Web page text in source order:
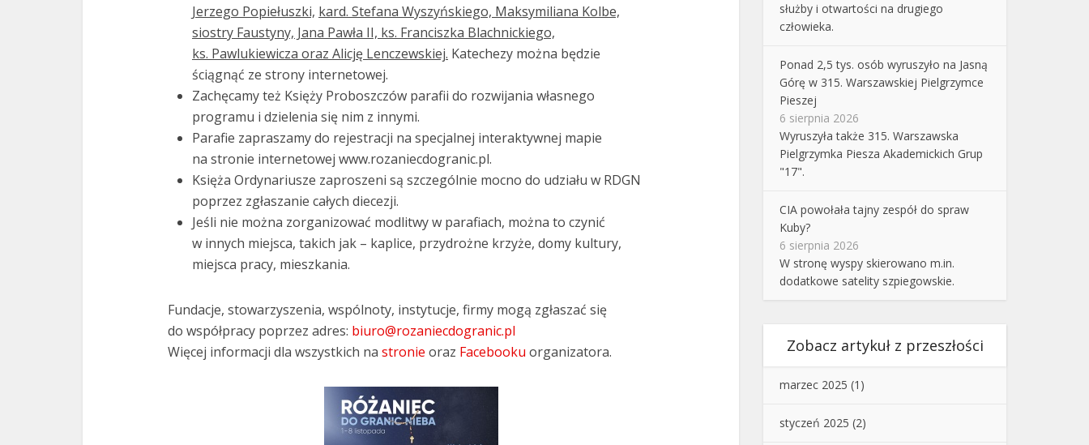
Jerzego Popiełuszki, kard. Stefana Wyszyńskiego, Maksymiliana Kolbe,
siostry Faustyny, Jana Pawła II, ks. Franciszka Blachnickiego,
ks. Pawlukiewicza oraz Alicję Lenczewskiej. Katechezy można będzie
ściągnąć ze strony internetowej.
Zachęcamy też Księży Proboszczów parafii do rozwijania własnego
programu i dzielenia się nim z innymi.
Parafie zapraszamy do rejestracji na specjalnej interaktywnej mapie
na stronie internetowej www.rozaniecdogranic.pl.
Księża Ordynariusze zaproszeni są szczególnie mocno do udziału w RDGN
poprzez zgłaszanie całych diecezji.
Jeśli nie można zorganizować modlitwy w parafiach, można to czynić
w innych miejsca, takich jak – kaplice, przydrożne krzyże, domy kultury,
miejsca pracy, mieszkania.
Fundacje, stowarzyszenia, wspólnoty, instytucje, firmy mogą zgłaszać się
do współpracy poprzez adres: biuro@rozaniecdogranic.pl
Więcej informacji dla wszystkich na stronie oraz Facebooku organizatora.
służby i otwartości na drugiego
człowieka.
Ponad 2,5 tys. osób wyruszyło na Jasną
Górę w 315. Warszawskiej Pielgrzymce
Pieszej
6 sierpnia 2026
Wyruszyła także 315. Warszawska
Pielgrzymka Piesza Akademickich Grup
"17".
CIA powołała tajny zespół do spraw
Kuby?
6 sierpnia 2026
W stronę wyspy skierowano m.in.
dodatkowe satelity szpiegowskie.
Zobacz artykuł z przeszłości
marzec 2025 (1)
styczeń 2025 (2)